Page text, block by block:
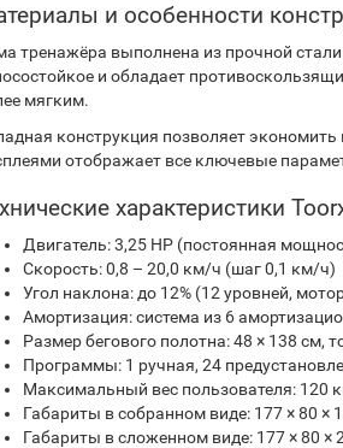
и особенности
тренажёра выполнена из прочной
и обладает
мягким.
конструкция позволяет
отображает все ключевые
характеристики
Двигатель: 3,25 HP (постоянная
Скорость: 0,8 – 20,0 км/ч (шаг 0,1 км/ч)
Угол наклона: до 12% (12 уровней,
Амортизация: система из 6
Размер бегового полотна: 48 × 138 см,
Программы: 1 ручная, 24
Максимальный вес пользователя: 120
Габариты в собранном виде: 177 × 80 ×
Габариты в сложенном виде: 177 × 80 ×